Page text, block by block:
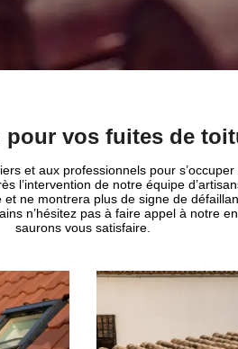
vos fuites de
et aux professionnels pour
l’intervention de notre équipe
ne montrera plus de signe de
n’hésitez pas à faire appel à notre
saurons vous satisfaire.